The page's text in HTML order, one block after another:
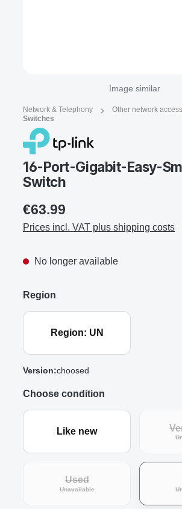
Image similar
Network & Telephony
Other network
Switches
16-Port-Gigabit-Easy-
Switch
€63.99
Prices incl. VAT plus shipping costs
No longer available
Region
Region: UN
Version:choosed
Choose condition
Like new
Used
Unavailable(This option is currently